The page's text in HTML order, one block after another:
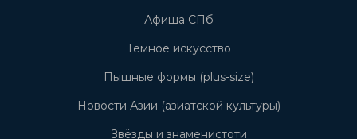
Афиша СПб
Тёмное искусство
Пышные формы (plus-size)
Новости Азии (азиатской культуры)
Звёзды и знаменистоти